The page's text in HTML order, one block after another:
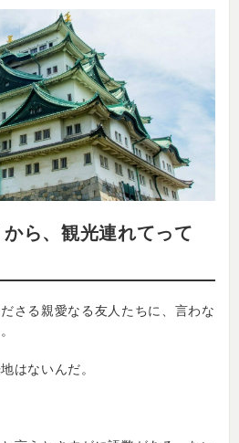
から、観光連れてって
さる親愛なる友人たちに、言わな
はないんだ。